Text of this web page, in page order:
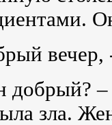
вечер,
добрый?
зла.